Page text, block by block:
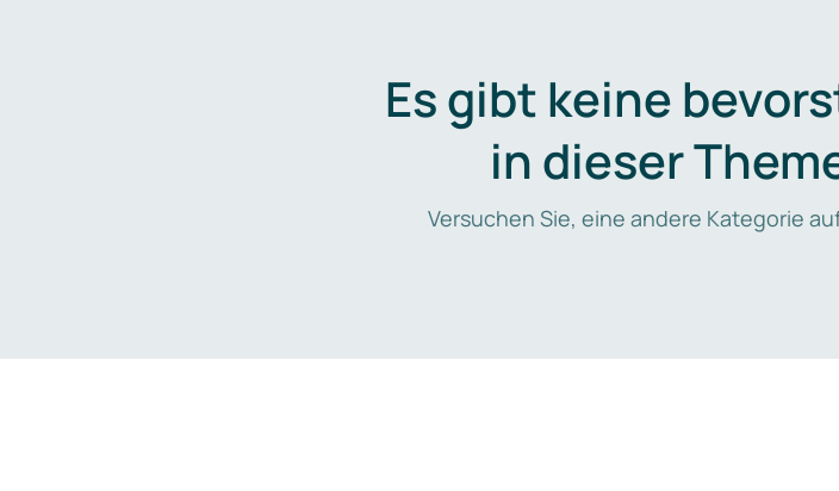
Es gibt keine
in dieser
Versuchen Sie, eine andere Kategorie